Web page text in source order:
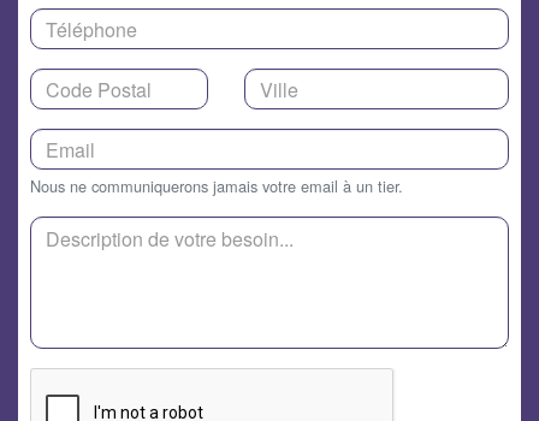
Nous ne communiquerons jamais votre email à un tier.